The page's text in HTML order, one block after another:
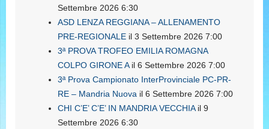
Settembre 2026 6:30
ASD LENZA REGGIANA – ALLENAMENTO
PRE-REGIONALE il 3 Settembre 2026 7:00
3ª PROVA TROFEO EMILIA ROMAGNA
COLPO GIRONE Ail 6 Settembre 2026 7:00
3ª Prova Campionato InterProvinciale PC-PR-
RE – Mandria Nuova il 6 Settembre 2026 7:00
CHI C’E’ C’E’ IN MANDRIA VECCHIAil 9
Settembre 2026 6:30